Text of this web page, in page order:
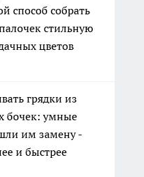
способ собрать
стильную
цветов
грядки из
бочек: умные
им замену -
и быстрее